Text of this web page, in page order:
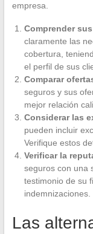
empresa.
Comprender
claramente las
cobertura,
el perfil de sus
Comparar
seguros y sus
mejor relación
Considerar las
pueden incluir
Verifique estos
Verificar la
seguros con una
testimonio de su
indemnizaciones.
Las